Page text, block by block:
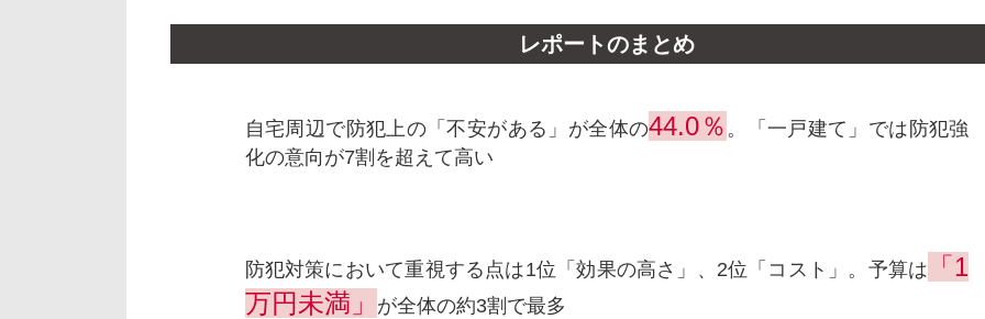
レポートのまとめ
自宅周辺で防犯上の「不安がある」が全体の44.0％ 。「一戸建て」では防犯強
化の意向が7割を超えて高い
防犯対策において重視する点は1位「効果の高さ」、2位「コスト」。予算は
「1
万円未満」
が全体の約3割で最多